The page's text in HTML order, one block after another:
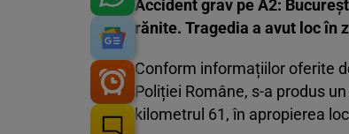
Accident grav pe A2:
rănite. Tragedia a avut loc în
Conform informațiilor oferite
Poliției Române, s-a produs
kilometrul 61, în apropierea